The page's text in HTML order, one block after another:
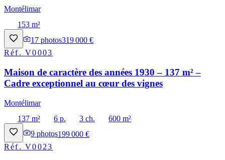
Montélimar
153 m²
17 photos319 000 €
Réf.V0003
Maison de caractère des années 1930 – 137 m² –
Cadre exceptionnel au cœur des vignes
Montélimar
137 m²
6 p. 3 ch.
600 m²
9 photos199 000 €
Réf.V0023